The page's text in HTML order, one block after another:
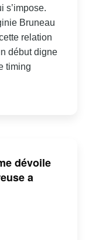
s’impose.
Bruneau
relation
début digne
timing
dévoile
a